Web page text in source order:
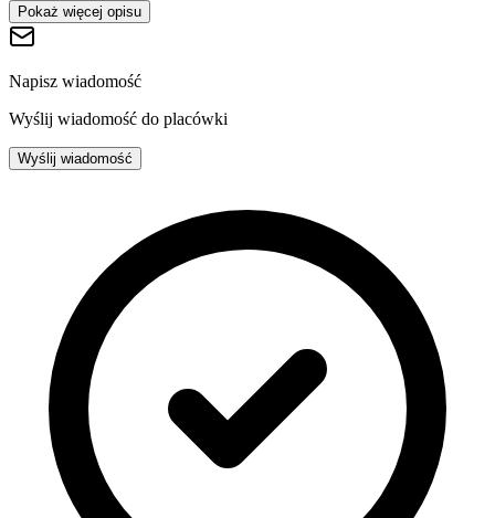
Pokaż więcej opisu
Napisz wiadomość
Wyślij wiadomość do placówki
Wyślij wiadomość